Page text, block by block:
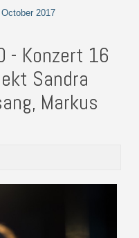
October 2017
- Konzert 16
Sandra
Markus